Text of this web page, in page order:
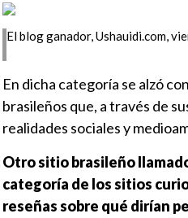
El blog ganador, Ushauidi.com,
En dicha categoría se alzó
brasileños que, a través de
realidades sociales y
Otro sitio brasileño
categoría de los sitios
reseñas sobre qué dirían